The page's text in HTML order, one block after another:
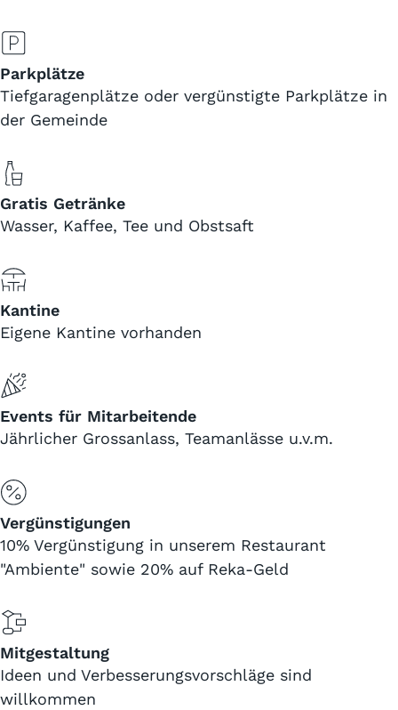
Parkplätze
Tiefgaragenplätze oder vergünstigte Parkplätze in
der Gemeinde
Gratis Getränke
Wasser, Kaffee, Tee und Obstsaft
Kantine
Eigene Kantine vorhanden
Events für Mitarbeitende
Jährlicher Grossanlass, Teamanlässe u.v.m.
Vergünstigungen
10% Vergünstigung in unserem Restaurant
"Ambiente" sowie 20% auf Reka-Geld
Mitgestaltung
Ideen und Verbesserungsvorschläge sind
willkommen